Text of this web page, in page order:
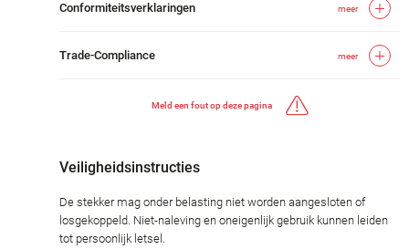
Conformiteitsverklaringen meer
Trade-Compliance meer
Meld een fout op deze pagina
Veiligheidsinstructies
De stekker mag onder belasting niet worden aangesloten of
losgekoppeld. Niet-naleving en oneigenlijk gebruik kunnen leiden
tot persoonlijk letsel.